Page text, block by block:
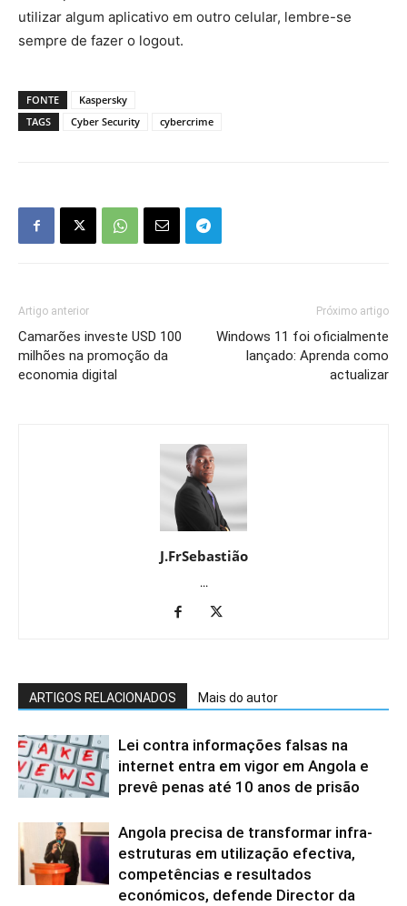
utilizar algum aplicativo em outro celular, lembre-se
sempre de fazer o logout.
FONTE
Kaspersky
TAGS
Cyber Security cybercrime
Artigo anterior
Camarões investe USD 100
milhões na promoção da
economia digital
Próximo artigo
Windows 11 foi oficialmente
lançado: Aprenda como
actualizar
J.FrSebastião
...
ARTIGOS RELACIONADOS Mais do autor
Lei contra informações falsas na
internet entra em vigor em Angola e
prevê penas até 10 anos de prisão
Angola precisa de transformar infra-
estruturas em utilização efectiva,
competências e resultados
económicos, defende Director da